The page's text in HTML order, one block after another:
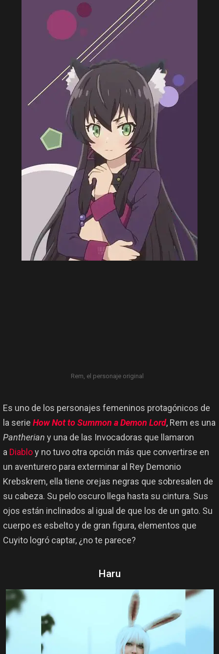
Rem, el personaje original
Es uno de los personajes femeninos protagónicos de
la serie How Not to Summon a Demon Lord, Rem es una
Pantherian y una de las Invocadoras que llamaron
a Diabloy no tuvo otra opción más que convertirse en
un aventurero para exterminar al Rey Demonio
Krebskrem, ella tiene orejas negras que sobresalen de
su cabeza. Su pelo oscuro llega hasta su cintura. Sus
ojos están inclinados al igual de que los de un gato. Su
cuerpo es esbelto y de gran figura, elementos que
Cuyito logró captar, ¿no te parece?
Haru